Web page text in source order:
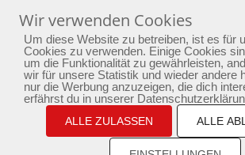
Home Yoga
Passion
Aktuelles Newsletter
Impressum
Datenschutz
Wir verwenden Cookies
Um diese Website zu betreiben, ist es für
Cookies zu verwenden. Einige Cookies
um die Funktionalität zu gewährleisten,
wir für unsere Statistik und wieder andere
nur die Werbung anzuzeigen, die dich
erfährst du in unserer
ALLE ZULASSEN ALLE